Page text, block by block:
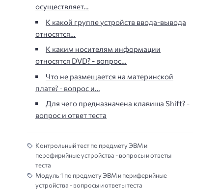
осуществляет…
К какой группе устройств ввода-вывода
относятся…
К каким носителям информации
относятся DVD? - вопрос…
Что не размещается на материнской
плате? - вопрос и…
Для чего предназначена клавиша Shift? -
вопрос и ответ теста
Контрольный тест по предмету ЭВМ и
перефирийные устройства - вопросы и ответы
теста
Модуль 1 по предмету ЭВМ и периферийные
устройства - вопросы и ответы теста